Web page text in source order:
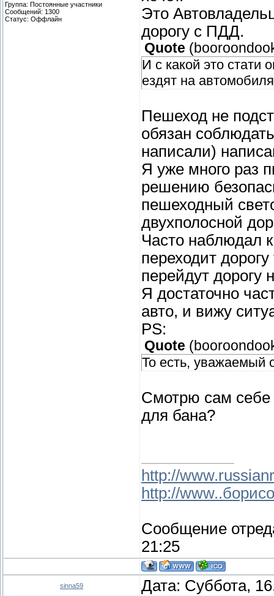
Группа: Постоянные участники
Сообщений: 1300
Статус: Оффлайн
Это
дорогу с ПДД.
Quote (
И с какой это стати
ездят на
Пешеход не
обязан
написали)
Я уже много раз
решению
пешеходный
двухполосной
Часто наблюдал
переходит
перейдут дорогу
Я достаточно
авто, и вижу
PS:
Quote (
То есть, уважаемый
Смотрю сам себе
для бана?
http://
http://
Сообщение
21:25
sinna59 Дата: Суббота,